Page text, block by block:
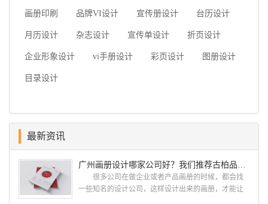
画册印刷 品牌VI设计 宣传册设计 台历设计
月历设计 杂志设计 宣传单设计 折页设计
企业形象设计 vi手册设计 彩页设计 图册设计
目录设计
最新资讯
广州画册设计哪家公司好？我们推荐古柏品牌设计
很多公司在做企业或者产品画册的时候，都会找
一些知名的设计公司，这样设计出来的画册，才能让